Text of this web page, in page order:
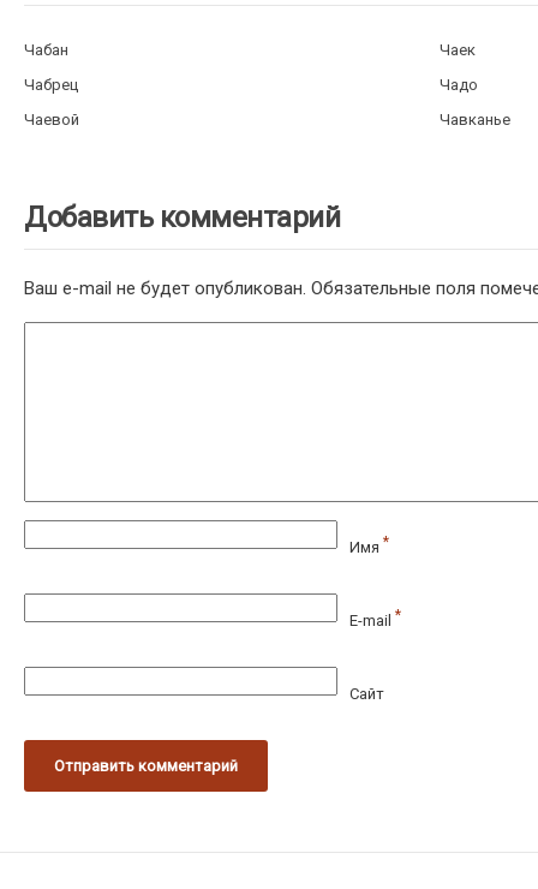
Чабан
Чаек
Чабрец
Чадо
Чаевой
Чавканье
Добавить комментарий
Ваш e-mail не будет опубликован. Обязательные поля
Имя *
E-mail *
Сайт